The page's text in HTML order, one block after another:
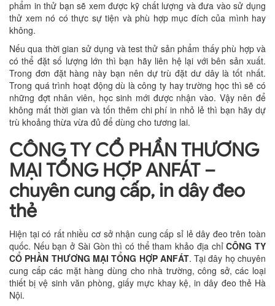
phẩm in thử bạn sẽ xem được kỹ chất lượng và đưa vào sử dụng
thử xem nó có thực sự tiện và phù hợp mục đích của mình hay
không.
Nếu qua thời gian sử dụng và test thử sản phẩm thấy phù hợp và
có thể đặt số lượng lớn thì bạn hãy liên hệ lại với bên sản xuất.
Trong đơn đặt hàng này bạn nên dự trù đặt dư dây là tốt nhất.
Trong quá trình hoạt động dù là công ty hay trường học thì sẽ có
những đợt nhân viên, học sinh mới được nhận vào. Vậy nên để
không mất thời gian và tốn thêm chi phí in nhỏ lẻ thì bạn hãy dự
trù khoảng thừa vừa đủ để dùng cho tương lai.
CÔNG TY CỔ PHẦN THƯƠNG
MẠI TỔNG HỢP ANFÁT –
chuyên cung cấp, in dây đeo
thẻ
Hiện tại có rất nhiều cơ sở nhận cung cấp sỉ lẻ dây đeo trên toàn
quốc. Nếu bạn ở Sài Gòn thì có thể tham khảo địa chỉCÔNG TY
CỔ PHẦN THƯƠNG MẠI TỔNG HỢP ANFÁT. Tại đây họ chuyên
cung cấp các mặt hàng dùng cho nhà trường, công sở, các loại
thiết bị vệ sinh văn phòng, giấy mực khay kệ, in dây đeo thẻ Hà
Nội.